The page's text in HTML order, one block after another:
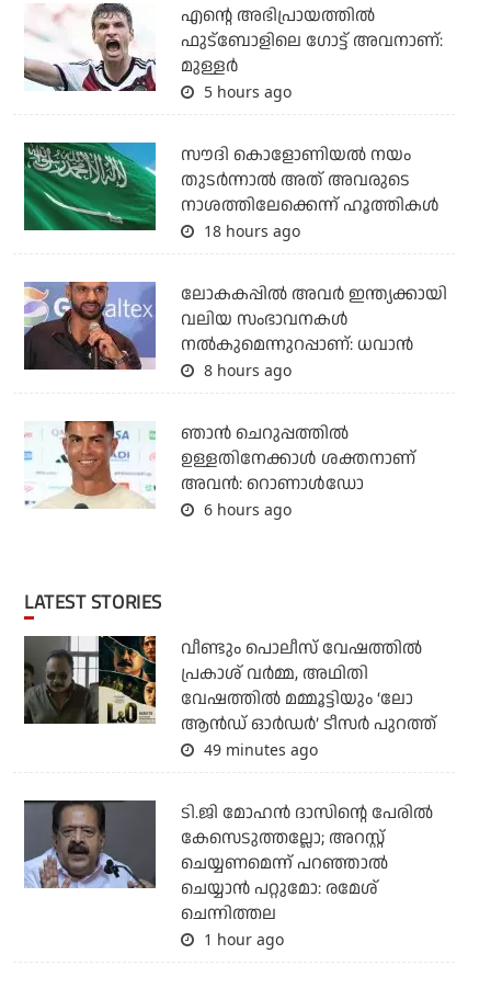
എന്റെ അഭിപ്രായത്തില്‍
ഫുട്‌ബോളിലെ ഗോട്ട് അവനാണ്:
മുള്ളര്‍
5 hours ago
സൗദി കൊളോണിയല്‍ നയം
തുടര്‍ന്നാല്‍ അത് അവരുടെ
നാശത്തിലേക്കെന്ന് ഹൂത്തികള്‍
18 hours ago
ലോകകപ്പിൽ അവര്‍ ഇന്ത്യക്കായി
വലിയ സംഭാവനകള്‍
നല്‍കുമെന്നുറപ്പാണ്: ധവാന്‍
8 hours ago
ഞാന്‍ ചെറുപ്പത്തില്‍
ഉള്ളതിനേക്കാള്‍ ശക്തനാണ്
അവന്‍: റൊണാള്‍ഡോ
6 hours ago
LATEST STORIES
വീണ്ടും പൊലീസ് വേഷത്തിൽ
പ്രകാശ് വർമ്മ, അഥിതി
വേഷത്തിൽ മമ്മൂട്ടിയും ‘ലോ
ആൻഡ് ഓർഡർ’ ടീസർ പുറത്ത്
49 minutes ago
ടി.ജി മോഹന്‍ ദാസിന്റെ പേരില്‍
കേസെടുത്തല്ലോ; അറസ്റ്റ്
ചെയ്യണമെന്ന് പറഞ്ഞാല്‍
ചെയ്യാന്‍ പറ്റുമോ: രമേശ്
ചെന്നിത്തല
1 hour ago